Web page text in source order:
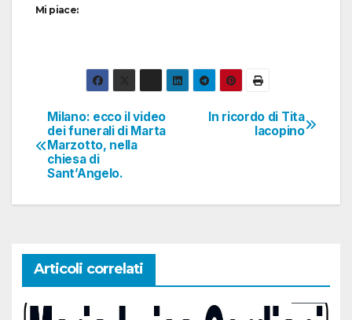
Mi piace:
Navigazione
articoli
In ricordo di Tita
Iacopino
Milano: ecco il video
dei funerali di Marta
Marzotto, nella
chiesa di
Sant’Angelo.
Articoli correlati